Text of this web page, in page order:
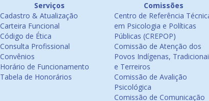
Serviços
Cadastro & Atualização
Carteira Funcional
Código de Ética
Consulta Profissional
Convênios
Horário de Funcionamento
Tabela de Honorários
Comissões
Centro de Referência
em Psicologia e Políticas
Públicas (CREPOP)
Comissão de Atenção dos
Povos Indígenas,
e Terreiros
Comissão de Avalição
Psicológica
Comissão de Comunicação